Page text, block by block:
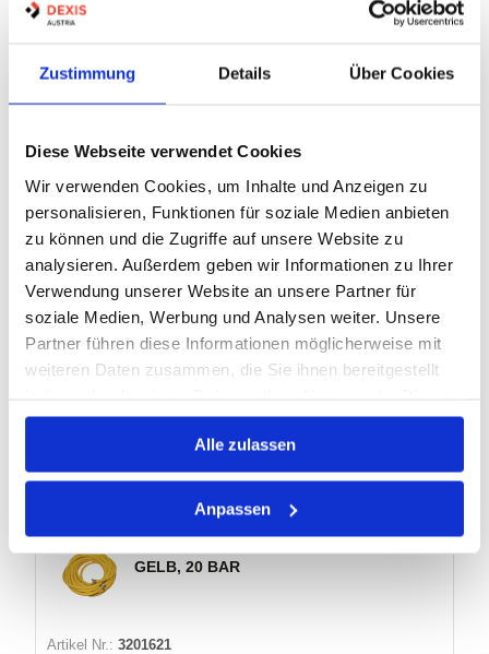
Zustimmung Details Über Cookies
Diese Webseite verwendet Cookies
Wir verwenden Cookies, um Inhalte und Anzeigen zu
personalisieren, Funktionen für soziale Medien anbieten
zu können und die Zugriffe auf unsere Website zu
analysieren. Außerdem geben wir Informationen zu Ihrer
Verwendung unserer Website an unsere Partner für
soziale Medien, Werbung und Analysen weiter. Unsere
Partner führen diese Informationen möglicherweise mit
weiteren Daten zusammen, die Sie ihnen bereitgestellt
gesammelt haben.
Alle zulassen
Anpassen
Herst.: 684172570
Bezeichnung:
PL2.25 NW25
Innen Ø: 25mm
Außen Ø: 39mm
Betriebsdruck max.: 10bar
2 Varianten
GELB, 20 BAR
Artikel Nr.: 3201621